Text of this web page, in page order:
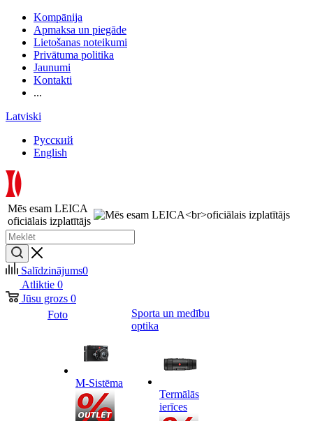
Kompānija
Apmaksa un piegāde
Lietošanas noteikumi
Privātuma politika
Jaunumi
Kontakti
...
Latviski
Русский
English
Mēs esam LEICA
oficiālais izplatītājs
Salīdzinājums0
Atliktie 0
Jūsu grozs 0
Foto
M-Sistēma
Sporta un medību
optika
Termālās
ierīces